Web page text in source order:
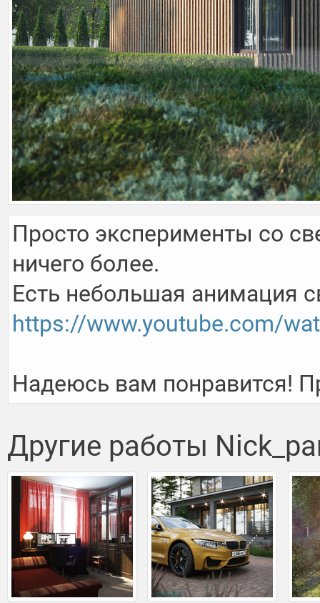
Просто эксперименты со
ничего более.
https://www.youtube.com/
Надеюсь вам понравится!
Другие работы